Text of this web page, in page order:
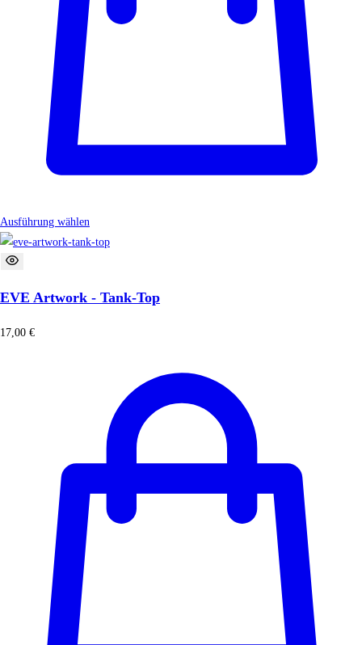
Ausführung wählen
EVE Artwork - Tank-Top
17,00 €